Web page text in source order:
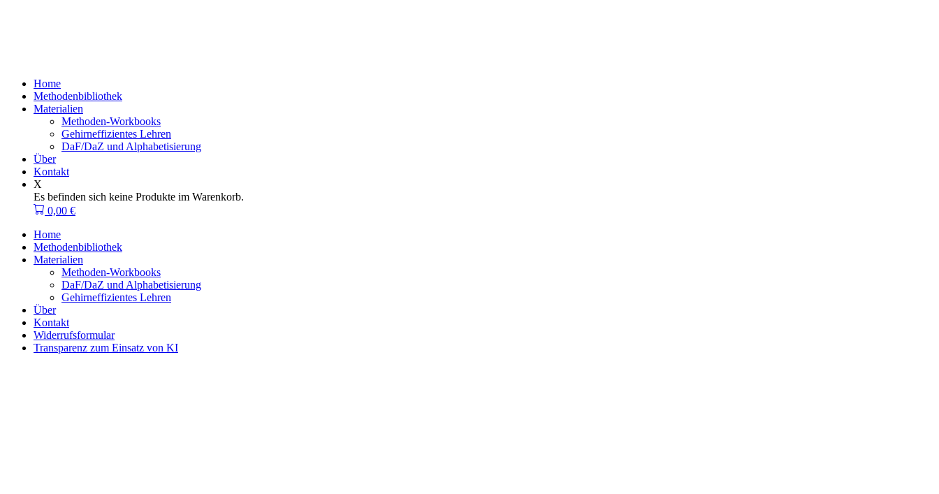
Home
Methodenbibliothek
Materialien
Methoden-Workbooks
Gehirneffizientes Lehren
DaF/DaZ und Alphabetisierung
Über
Kontakt
X
Es befinden sich keine Produkte im Warenkorb.
0,00 €
Home
Methodenbibliothek
Materialien
Methoden-Workbooks
DaF/DaZ und Alphabetisierung
Gehirneffizientes Lehren
Über
Kontakt
Widerrufsformular
Transparenz zum Einsatz von KI